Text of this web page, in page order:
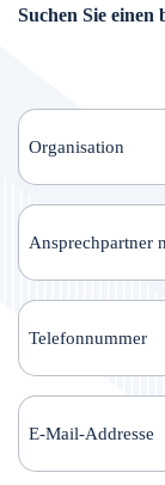
Suchen Sie einen
Organisation
Ansprechpartner
nennen
Telefonnummer
E-
Mail-
Addresse